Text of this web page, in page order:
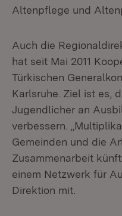
Altenpflege und
Auch die
hat seit Mai 2011
Türkischen
Karlsruhe. Ziel ist es,
Jugendlicher an
verbessern.
Gemeinden und die
Zusammenarbeit
einem Netzwerk für
Direktion mit.